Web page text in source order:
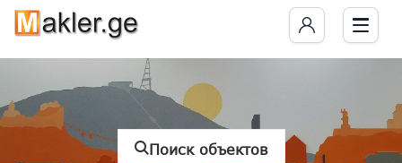
Поиск объектов